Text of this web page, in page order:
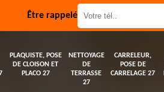
Être rappelé
PLAQUISTE, POSE
DE CLOISON ET
PLACO 27
NETTOYAGE
DE
TERRASSE
27
CARRELEUR,
POSE DE
CARRELAGE 27